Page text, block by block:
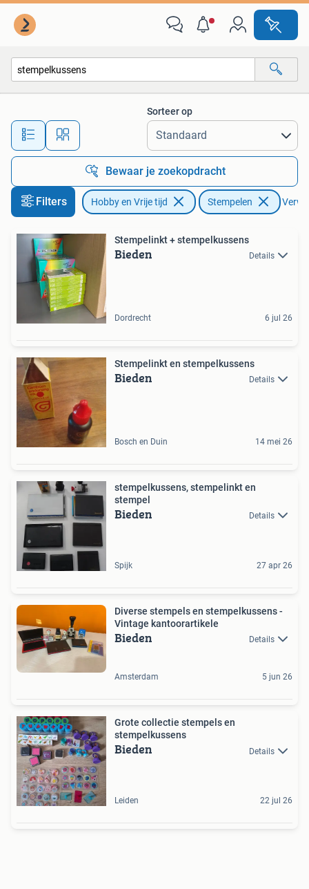
Alle afstanden…
Sorteer op
Bewaar je zoekopdracht
Filters Hobby en Vrije tijd Stempelen
Stempelinkt + stempelkussens
Bieden Details
Dordrecht 6 jul 26
Stempelinkt en stempelkussens
Bieden Details
Bosch en Duin 14 mei 26
stempelkussens, stempelinkt en
stempel
Bieden Details
Spijk 27 apr 26
Diverse stempels en stempelkussens -
Vintage kantoorartikele
Bieden Details
Amsterdam 5 jun 26
Grote collectie stempels en
stempelkussens
Bieden Details
Leiden 22 jul 26